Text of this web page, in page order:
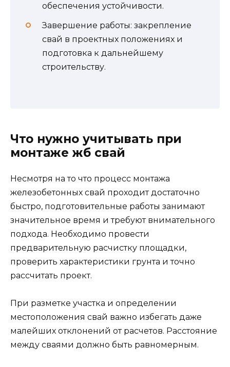
обеспечения устойчивости.
Завершение работы: закрепление
свай в проектных положениях и
подготовка к дальнейшему
строительству.
Что нужно учитывать при
монтаже жб свай
Несмотря на то что процесс монтажа
железобетонных свай проходит достаточно
быстро, подготовительные работы занимают
значительное время и требуют внимательного
подхода. Необходимо провести
предварительную расчистку площадки,
проверить характеристики грунта и точно
рассчитать проект.
При разметке участка и определении
местоположения свай важно избегать даже
малейших отклонений от расчетов. Расстояние
между сваями должно быть равномерным.